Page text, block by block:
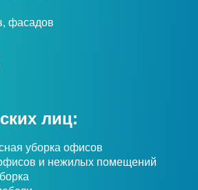
фасадов
лиц:
уборка офисов
и нежилых помещений